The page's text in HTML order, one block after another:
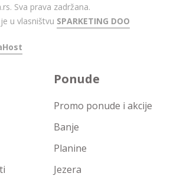
Sva prava zadržana.
u vlasništvu SPARKETING DOO
Ponude
Promo ponude i akcije
Banje
Planine
Jezera